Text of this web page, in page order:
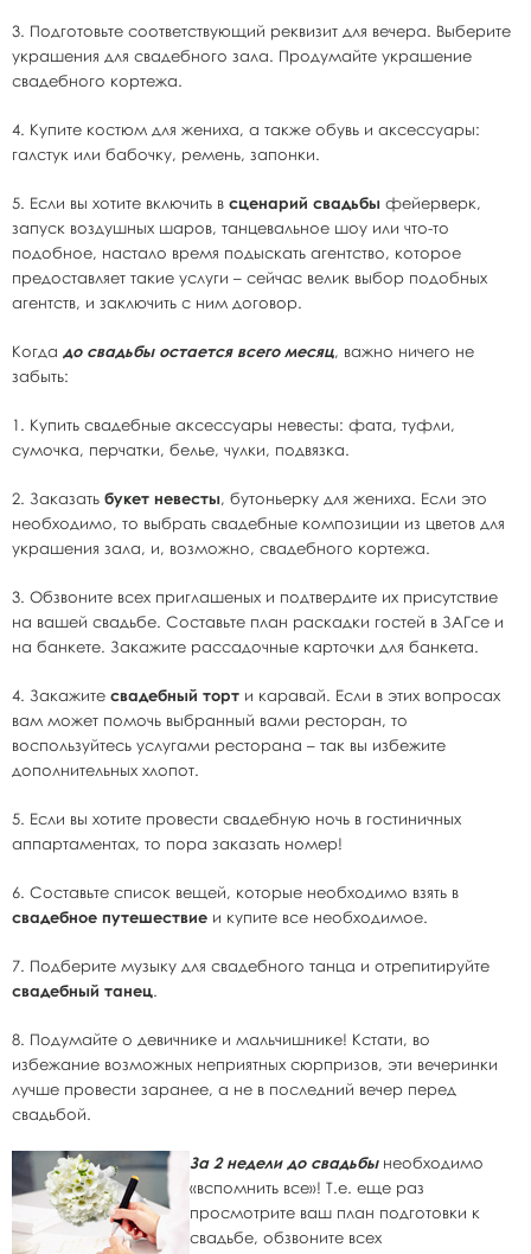
3. Подготовьте соответствующий реквизит для вечера. Выберите
украшения для свадебного зала. Продумайте украшение
свадебного кортежа.
4. Купите костюм для жениха, а также обувь и аксессуары:
галстук или бабочку, ремень, запонки.
5. Если вы хотите включить в сценарий свадьбы фейерверк,
запуск воздушных шаров, танцевальное шоу или что-то
подобное, настало время подыскать агентство, которое
предоставляет такие услуги – сейчас велик выбор подобных
агентств, и заключить с ним договор.
Когда до свадьбы остается всего месяц, важно ничего не
забыть:
1. Купить свадебные аксессуары невесты: фата, туфли,
сумочка, перчатки, белье, чулки, подвязка.
2. Заказать букет невесты, бутоньерку для жениха. Если это
необходимо, то выбрать свадебные композиции из цветов для
украшения зала, и, возможно, свадебного кортежа.
3. Обзвоните всех приглашеных и подтвердите их присутствие
на вашей свадьбе. Составьте план раскадки гостей в ЗАГсе и
на банкете. Закажите рассадочные карточки для банкета.
4. Закажите свадебный торт и каравай. Если в этих вопросах
вам может помочь выбранный вами ресторан, то
воспользуйтесь услугами ресторана – так вы избежите
дополнительных хлопот.
5. Если вы хотите провести свадебную ночь в гостиничных
аппартаментах, то пора заказать номер!
6. Составьте список вещей, которые необходимо взять в
свадебное путешествие и купите все необходимое.
7. Подберите музыку для свадебного танца и отрепитируйте
свадебный танец.
8. Подумайте о девичнике и мальчишнике! Кстати, во
избежание возможных неприятных сюрпризов, эти вечеринки
лучше провести заранее, а не в последний вечер перед
свадьбой.
За 2 недели до свадьбынеобходимо
«вспомнить все»! Т.е. еще раз
просмотрите ваш план подготовки к
свадьбе, обзвоните всех